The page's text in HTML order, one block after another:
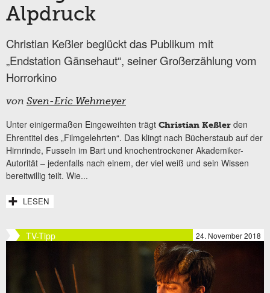
Alpdruck
Christian Keßler beglückt das Publikum mit
„Endstation Gänsehaut“, seiner Großerzählung vom
Horrorkino
von Sven-Eric Wehmeyer
Unter einigermaßen Eingeweihten trägt Christian Keßler den
Ehrentitel des „Filmgelehrten“. Das klingt nach Bücherstaub auf der
Hirnrinde, Fusseln im Bart und knochentrockener Akademiker-
Autorität – jedenfalls nach einem, der viel weiß und sein Wissen
bereitwillig teilt. Wie...
LESEN
TV-Tipp 24. November 2018